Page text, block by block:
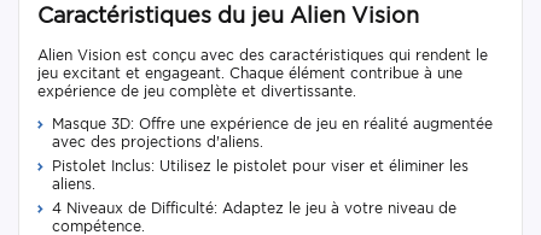
Caractéristiques du jeu Alien Vision
Alien Vision est conçu avec des caractéristiques qui rendent le
jeu excitant et engageant. Chaque élément contribue à une
expérience de jeu complète et divertissante.
Masque 3D: Offre une expérience de jeu en réalité augmentée
avec des projections d'aliens.
Pistolet Inclus: Utilisez le pistolet pour viser et éliminer les
aliens.
4 Niveaux de Difficulté: Adaptez le jeu à votre niveau de
compétence.